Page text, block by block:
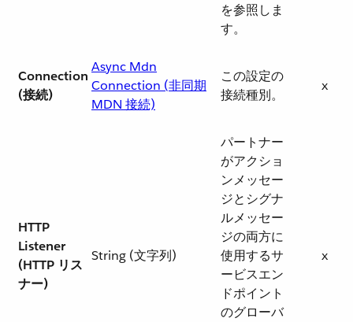
を参照しま
す。
Connection
(接続)
Async Mdn
Connection (非同期
MDN 接続)
この設定の
接続種別。
x
HTTP
Listener
(HTTP リス
ナー)
String (文字列)
パートナー
がアクショ
ンメッセー
ジとシグナ
ルメッセー
ジの両方に
使用するサ
ービスエン
ドポイント
のグローバ
x